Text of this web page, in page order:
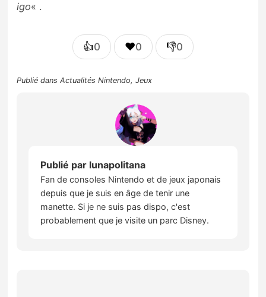
igo« .
👍0 ❤️0 👎0
Publié dansActualités Nintendo,Jeux
Publié par lunapolitana
Fan de consoles Nintendo et de jeux japonais
depuis que je suis en âge de tenir une
manette. Si je ne suis pas dispo, c'est
probablement que je visite un parc Disney.